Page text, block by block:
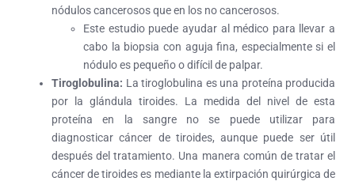
nódulos cancerosos que en los no cancerosos.
Este estudio puede ayudar al médico para llevar a
cabo la biopsia con aguja fina, especialmente si el
nódulo es pequeño o difícil de palpar.
Tiroglobulina: La tiroglobulina es una proteína producida
por la glándula tiroides. La medida del nivel de esta
proteína en la sangre no se puede utilizar para
diagnosticar cáncer de tiroides, aunque puede ser útil
después del tratamiento. Una manera común de tratar el
cáncer de tiroides es mediante la extirpación quirúrgica de